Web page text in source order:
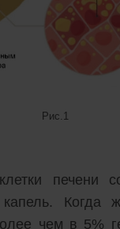
Рис.1
печени
Когда
чем в 5%